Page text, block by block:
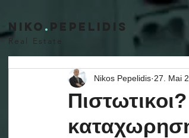
niko . pepelidis
Real Estate
Nikos Pepelidis 27. Mai